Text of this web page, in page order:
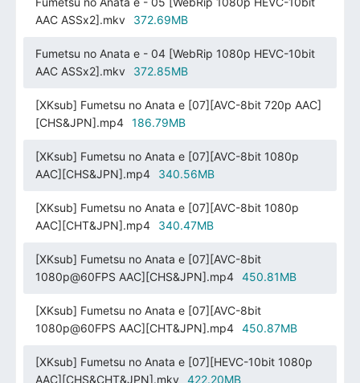
AAC ASSx2].mkv
372.69MB
Fumetsu no Anata e - 04 [WebRip 1080p HEVC-10bit
AAC ASSx2].mkv
372.85MB
[XKsub] Fumetsu no Anata e [07][AVC-8bit 720p AAC]
[CHS&JPN].mp4
186.79MB
[XKsub] Fumetsu no Anata e [07][AVC-8bit 1080p
AAC][CHS&JPN].mp4
340.56MB
[XKsub] Fumetsu no Anata e [07][AVC-8bit 1080p
AAC][CHT&JPN].mp4
340.47MB
[XKsub] Fumetsu no Anata e [07][AVC-8bit
1080p@60FPS AAC][CHS&JPN].mp4
450.81MB
[XKsub] Fumetsu no Anata e [07][AVC-8bit
1080p@60FPS AAC][CHT&JPN].mp4
450.87MB
[XKsub] Fumetsu no Anata e [07][HEVC-10bit 1080p
AAC][CHS&CHT&JPN].mkv
422.20MB